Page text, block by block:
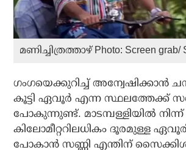
മണിച്ചിത്രത്താഴ് Photo: Screen grab/
ഗംഗയെക്കുറിച്ച് അന്വേഷിക്കാന്‍
കൂട്ടി ഏവൂര്‍ എന്ന സ്ഥലത്തേക്ക്
പോകുന്നുണ്ട്. മാടമ്പള്ളിയില്‍ നിന്ന്
കിലോമീറ്ററിലധികം ദൂരമുള്ള
പോകാന്‍ സണ്ണി എന്തിന്